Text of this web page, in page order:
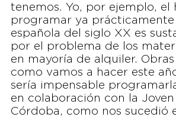
tenemos. Yo, por ejemplo, el
programar ya prácticamente
española del siglo XX es
por el problema de los
en mayoría de alquiler.
como vamos a hacer este
sería impensable
en colaboración con la
Córdoba, como nos sucedió